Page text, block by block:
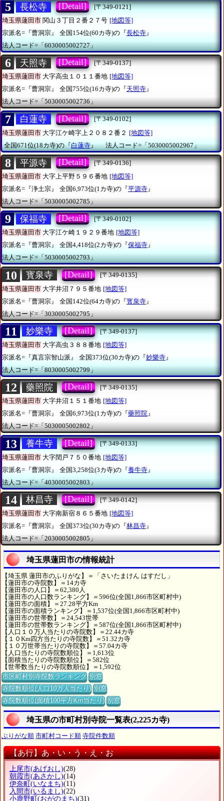
5 長松寺 [Detail]
[〒349-0121]
埼玉県蓮田市 関山３丁目２番２７号 [地図等]
宗派名=『曹洞宗』
全国154位(60カ寺)の『長松寺』
法人コード=「6030005002727」
6 天照寺 [Detail]
[〒349-0137]
埼玉県蓮田市 大字高虫１０１１番地 [地図等]
宗派名=『曹洞宗』
全国755位(16カ寺)の『天照寺』
法人コード=「5030005002736」
7 白蓮寺 [Detail]
[〒349-0102]
埼玉県蓮田市 大字江ケ崎字上２０８２番２ [地図等]
全国671位(18カ寺)の『白蓮寺』 法人コード=「5030005002967」
8 平源寺 [Detail]
[〒349-0136]
埼玉県蓮田市 大字上平野５９６番地 [地図等]
宗派名=『浄土宗』
全国6,973位(1カ寺)の『平源寺』
法人コード=「5030005002785」
9 保福寺 [Detail]
[〒349-0102]
埼玉県蓮田市 大字江ケ崎１９２９番地 [地図等]
宗派名=『曹洞宗』
全国4,418位(2カ寺)の『保福寺』
法人コード=「5030005002793」
10 寳泉寺 [Detail]
[〒349-0135]
埼玉県蓮田市 大字井沼７９５番地 [地図等]
宗派名=『曹洞宗』
全国142位(64カ寺)の『寳泉寺 』
法人コード=「3030005002795」
11 妙樂寺 [Detail]
[〒349-0137]
埼玉県蓮田市 大字高虫３８８番地 [地図等]
宗派名=『真言宗智山派』
全国373位(30カ寺)の『妙樂寺 』
法人コード=「8030005002799」
12 藥照院 [Detail]
[〒349-0135]
埼玉県蓮田市 大字井沼１５１番地 [地図等]
宗派名=『曹洞宗』
全国6,973位(1カ寺)の『藥照院』
法人コード=「5030005002802」
13 養牛寺 [Detail]
[〒349-0133]
埼玉県蓮田市 大字閏戸７５０番地 [地図等]
宗派名=『曹洞宗』
全国3,258位(3カ寺)の『養牛寺 』
法人コード=「4030005002803」
14 林昌寺 [Detail]
[〒349-0142]
埼玉県蓮田市 大字南新宿８６５番地 [地図等]
宗派名=『曹洞宗』
全国373位(30カ寺)の『林昌寺 』
法人コード=「2030005002805」
埼玉県蓮田市の情報統計
【埼玉県 蓮田市のふりがな】＝「さいたまけん はすだし」
【蓮田市の寺院数】＝14カ寺
【蓮田市の人口】＝62,380人
【蓮田市の人口数ランキング】＝596位(全国1,866市区町村中)
【蓮田市の面積】＝27.28平方Km
【蓮田市の面積ランキング】＝1,537位(全国1,866市区町村中)
【蓮田市の世帯数】＝24,543世帯
【蓮田市の世帯数ランキング】＝587位(全国1,866市区町村中)
【人口１０万人当たりの寺院数】＝22.44カ寺
【１０Km四方当たりの寺院数】＝51.32カ寺
【１０万世帯当たりの寺院数】＝57.04カ寺
【人口当たりの寺院数順位】＝1,613位
【面積当たりの寺院数順位】＝582位
【世帯数当たりの寺院数順位】＝1,592位
市区町村別寺院数ランキング 別窓
寺院数順位(人口10万人当たり) 別窓
寺院数順位(面積100平方Km当たり) 別窓
埼玉県の市町村別寺院一覧表(2,225カ寺)
ぶりがな順 市町村コード順 寺院件数順
【あ行】あ・い・う・え・お
上尾市(あげおし)(28)
朝霞市(あさかし)(14)
伊奈町(いなまち)(11)
入間市(いるまし)(22)
小鹿野町(おがのまち)(31)